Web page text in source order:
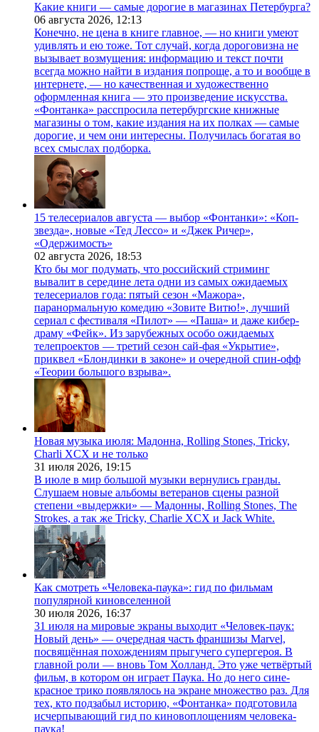
Какие книги — самые дорогие в магазинах Петербурга?
06 августа 2026, 12:13
Конечно, не цена в книге главное, — но книги умеют
удивлять и ею тоже. Тот случай, когда дороговизна не
вызывает возмущения: информацию и текст почти
всегда можно найти в издания попроще, а то и вообще в
интернете, — но качественная и художественно
оформленная книга — это произведение искусства.
«Фонтанка» расспросила петербургские книжные
магазины о том, какие издания на их полках — самые
дорогие, и чем они интересны. Получилась богатая во
всех смыслах подборка.
15 телесериалов августа — выбор «Фонтанки»: «Коп-
звезда», новые «Тед Лессо» и «Джек Ричер»,
«Одержимость»
02 августа 2026, 18:53
Кто бы мог подумать, что российский стриминг
вывалит в середине лета одни из самых ожидаемых
телесериалов года: пятый сезон «Мажора»,
паранормальную комедию «Зовите Витю!», лучший
сериал с фестиваля «Пилот» — «Паша» и даже кибер-
драму «Фейк». Из зарубежных особо ожидаемых
телепроектов — третий сезон сай-фая «Укрытие»,
приквел «Блондинки в законе» и очередной спин-офф
«Теории большого взрыва».
Новая музыка июля: Мадонна, Rolling Stones, Tricky,
Charli XCX и не только
31 июля 2026, 19:15
В июле в мир большой музыки вернулись гранды.
Слушаем новые альбомы ветеранов сцены разной
степени «выдержки» — Мадонны, Rolling Stones, The
Strokes, а так же Tricky, Charlie XCX и Jack White.
Как смотреть «Человека-паука»: гид по фильмам
популярной киновселенной
30 июля 2026, 16:37
31 июля на мировые экраны выходит «Человек-паук:
Новый день» — очередная часть франшизы Marvel,
посвящённая похождениям прыгучего супергероя. В
главной роли — вновь Том Холланд. Это уже четвёртый
фильм, в котором он играет Паука. Но до него сине-
красное трико появлялось на экране множество раз. Для
тех, кто подзабыл историю, «Фонтанка» подготовила
исчерпывающий гид по киновоплощениям человека-
паука!